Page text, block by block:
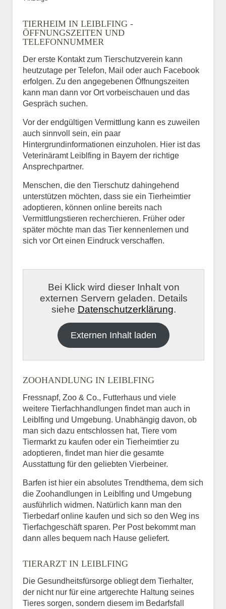
TIERHEIM IN LEIBLFING -
ÖFFNUNGSZEITEN UND
TELEFONNUMMER
Der erste Kontakt zum Tierschutzverein kann
heutzutage per Telefon, Mail oder auch Facebook
erfolgen. Zu den angegebenen Öffnungszeiten
kann man dann vor Ort vorbeischauen und das
Gespräch suchen.
Vor der endgültigen Vermittlung kann es zuweilen
auch sinnvoll sein, ein paar
Hintergrundinformationen einzuholen. Hier ist das
Veterinäramt Leiblfing in Bayern der richtige
Ansprechpartner.
Menschen, die den Tierschutz dahingehend
unterstützen möchten, dass sie ein Tierheimtier
adoptieren, können online bereits nach
Vermittlungstieren recherchieren. Früher oder
später möchte man das Tier kennenlernen und
sich vor Ort einen Eindruck verschaffen.
Bei Klick wird dieser Inhalt von
externen Servern geladen. Details
siehe Datenschutzerklärung.
Externen Inhalt laden
ZOOHANDLUNG IN LEIBLFING
Fressnapf, Zoo & Co., Futterhaus und viele
weitere Tierfachhandlungen findet man auch in
Leiblfing und Umgebung. Unabhängig davon, ob
man sich dazu entschlossen hat, Tiere vom
Tiermarkt zu kaufen oder ein Tierheimtier zu
adoptieren, findet man hier die gesamte
Ausstattung für den geliebten Vierbeiner.
Barfen ist hier ein absolutes Trendthema, dem sich
die Zoohandlungen in Leiblfing und Umgebung
ausführlich widmen. Natürlich kann man den
Tierbedarf online kaufen und sich so den Weg ins
Tierfachgeschäft sparen. Per Post bekommt man
dann alles bequem nach Hause geliefert.
TIERARZT IN LEIBLFING
Die Gesundheitsfürsorge obliegt dem Tierhalter,
der nicht nur für eine artgerechte Haltung seines
Tieres sorgen, sondern diesem im Bedarfsfall